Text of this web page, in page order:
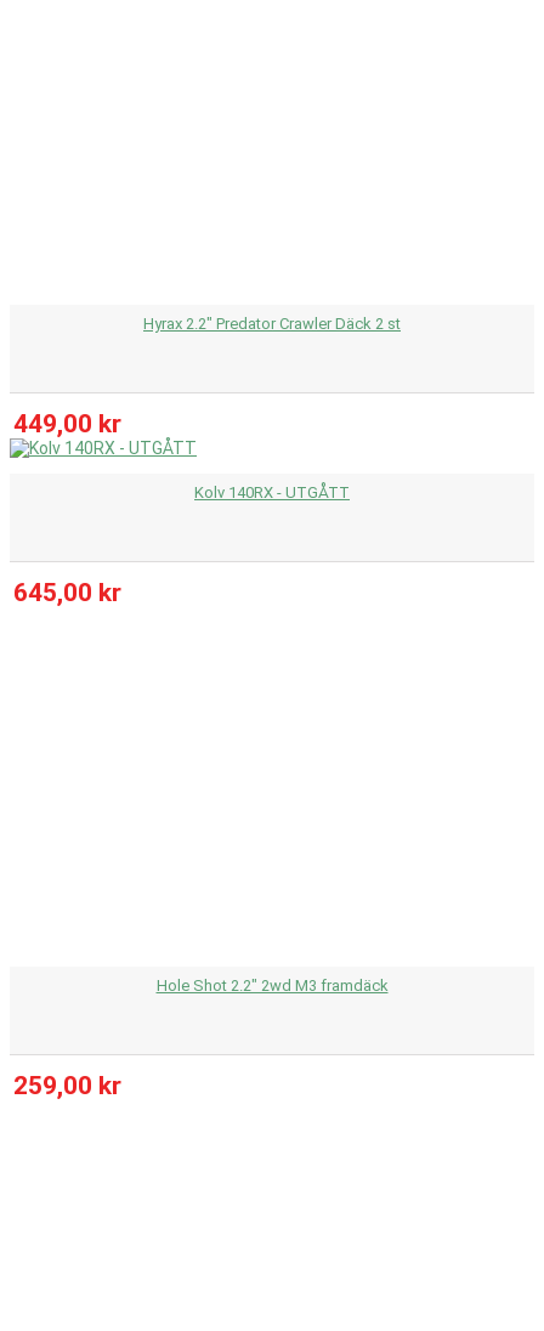
Hyrax 2.2" Predator Crawler Däck 2 st
449,00 kr
Kolv 140RX - UTGÅTT
645,00 kr
Hole Shot 2.2" 2wd M3 framdäck
259,00 kr